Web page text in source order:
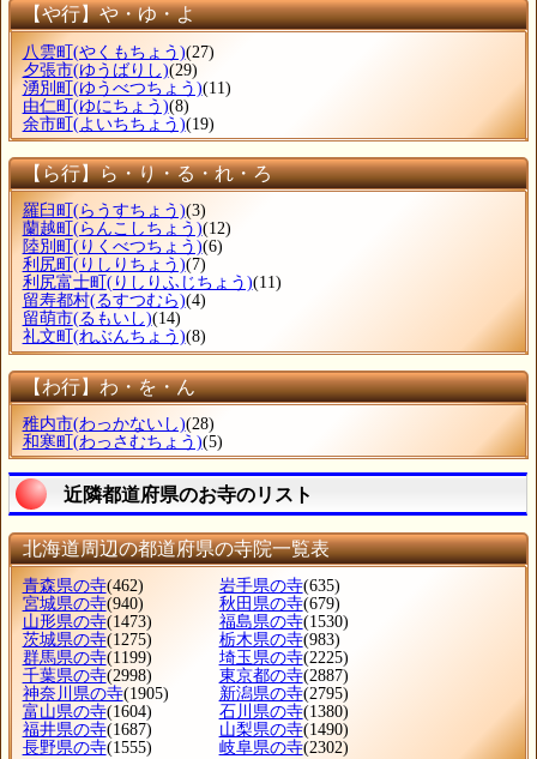
【や行】や・ゆ・よ
八雲町(やくもちょう)(27)
夕張市(ゆうばりし)(29)
湧別町(ゆうべつちょう)(11)
由仁町(ゆにちょう)(8)
余市町(よいちちょう)(19)
【ら行】ら・り・る・れ・ろ
羅臼町 (らうすちょう)(3)
蘭越町 (らんこしちょう)(12)
陸別町 (りくべつちょう)(6)
利尻町 (りしりちょう)(7)
利尻富士町 (りしりふじちょう)(11)
留寿都村(るすつむら)(4)
留萌市(るもいし)(14)
礼文町 (れぶんちょう)(8)
【わ行】わ・を・ん
稚内市(わっかないし)(28)
和寒町 (わっさむちょう)(5)
近隣都道府県のお寺のリスト
北海道周辺の都道府県の寺院一覧表
青森県の寺(462) 岩手県の寺(635)
宮城県の寺(940) 秋田県の寺(679)
山形県の寺(1473) 福島県の寺(1530)
茨城県の寺(1275) 栃木県の寺(983)
群馬県の寺(1199) 埼玉県の寺(2225)
千葉県の寺(2998) 東京都の寺(2887)
神奈川県の寺(1905) 新潟県の寺(2795)
富山県の寺(1604) 石川県の寺(1380)
福井県の寺(1687) 山梨県の寺(1490)
長野県の寺(1555) 岐阜県の寺(2302)